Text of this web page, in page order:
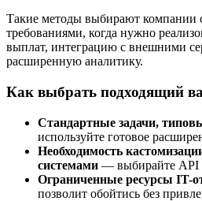
Такие методы выбирают компании
требованиями, когда нужно
выплат, интеграцию с внешними
расширенную аналитику.
Как выбрать подходящий
Стандартные задачи,
используйте готовое
Необходимость
системами — выбирайте API
Ограниченные ресурсы IT-
позволит обойтись без